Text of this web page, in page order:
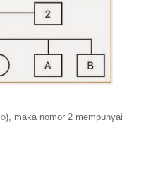
O), maka nomor 2 mempunyai